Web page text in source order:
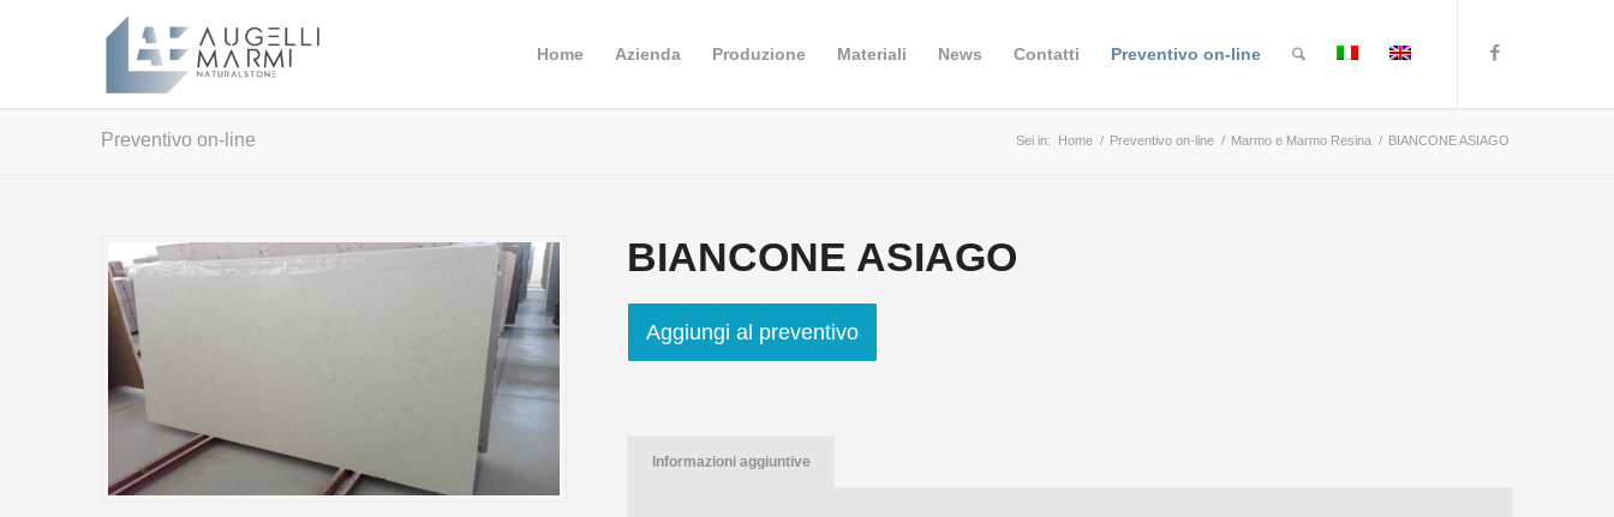
Home Azienda Produzione Materiali News Contatti Preventivo on-line
Preventivo on-line Sei in: Home / Preventivo on-line / Marmo e Marmo Resina / BIANCONE ASIAGO
BIANCONE ASIAGO
Aggiungi al preventivo
Informazioni aggiuntive